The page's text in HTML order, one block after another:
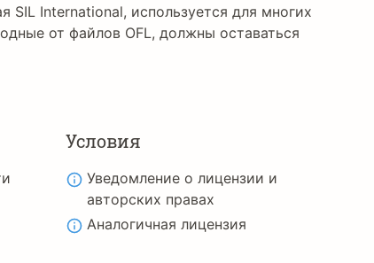
SIL International, используется для многих
от файлов OFL, должны оставаться
Условия
Уведомление о лицензии и
авторских правах
Аналогичная лицензия